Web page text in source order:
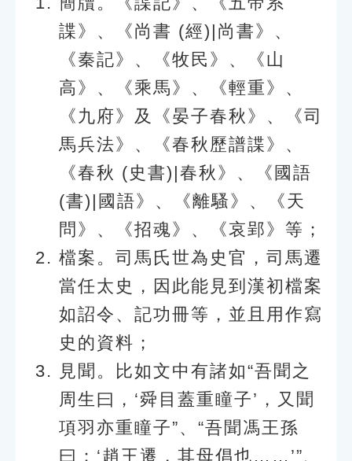
諜》、《尚書 (經)|尚書》、
《秦記》、《牧民》、《山
高》、《乘馬》、《輕重》、
《九府》及《晏子春秋》、《司
馬兵法》、《春秋歷譜諜》、
《春秋 (史書)|春秋》、《國語
(書)|國語》、《離騷》、《天
問》、《招魂》、《哀郢》等；
檔案。司馬氏世為史官，司馬遷
當任太史，因此能見到漢初檔案
如詔令、記功冊等，並且用作寫
史的資料；
見聞。比如文中有諸如“吾聞之
周生曰，‘舜目蓋重瞳子’，又聞
項羽亦重瞳子”、“吾聞馮王孫
曰：‘趙王遷，其母倡也……’”、